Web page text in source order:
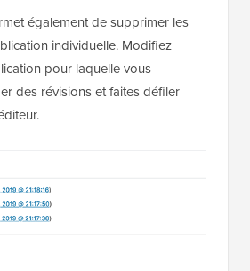
également de supprimer les
individuelle. Modifiez
pour laquelle vous
des révisions et faites défiler